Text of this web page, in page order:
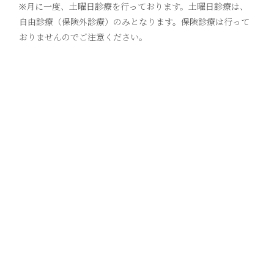
※月に一度、土曜日診療を行っております。土曜日診療は、
自由診療（保険外診療）のみとなります。保険診療は行って
おりませんのでご注意ください。